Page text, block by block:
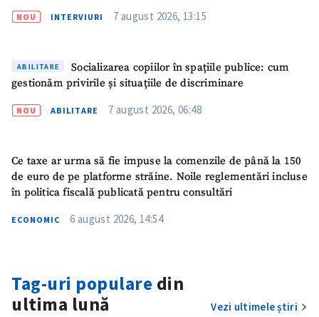
NOU INTERVIURI 7 august 2026, 13:15
ABILITARE
Socializarea copiilor în spațiile publice: cum
gestionăm privirile și situațiile de discriminare
NOU ABILITARE 7 august 2026, 06:48
Ce taxe ar urma să fie impuse la comenzile de până la 150
de euro de pe platforme străine. Noile reglementări incluse
în politica fiscală publicată pentru consultări
ECONOMIC 6 august 2026, 14:54
Tag-uri populare din
ultima lună
Vezi ultimele știri
Link media
+ Link media
Mesajul știrei
+ Mesajul știrei
Sursă anonimă
Nume+ Numele meu
Am citit și sunt de